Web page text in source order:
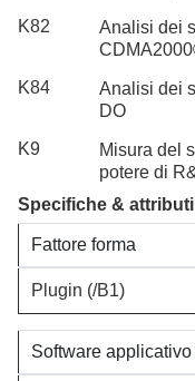
K82
Analisi dei
K84
Analisi dei
DO
K9
Misura del
potere di
Specifiche & attributi
Fattore forma
Plugin (/B1)
Software applicativo